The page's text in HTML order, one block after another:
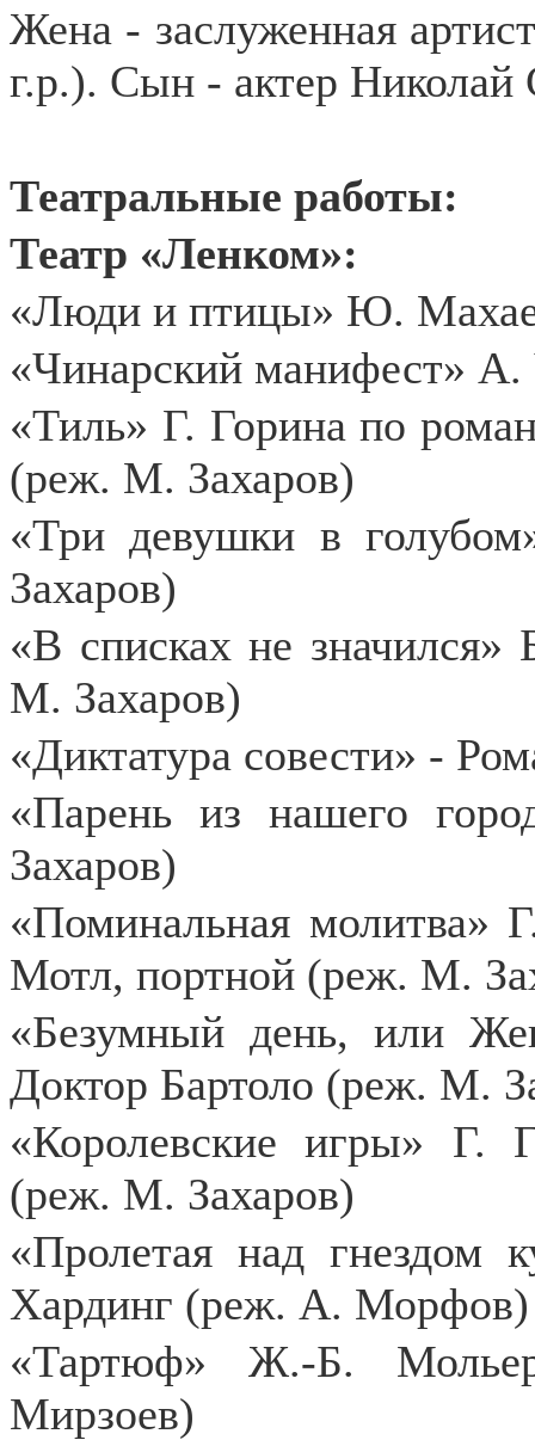
Жена - заслуженная
г.р.). Сын - актер Николай
Театральные работы:
Театр «Ленком»:
«Люди и птицы» Ю.
«Чинарский манифест»
«Тиль» Г. Горина по
(реж. М. Захаров)
«Три девушки в
Захаров)
«В списках не
М. Захаров)
«Диктатура совести» -
«Парень из нашего
Захаров)
«Поминальная
Мотл, портной (реж. М.
«Безумный день, или
Доктор Бартоло (реж. М.
«Королевские игры»
(реж. М. Захаров)
«Пролетая над
Хардинг (реж. А. Морфов)
«Тартюф» Ж.-Б.
Мирзоев)